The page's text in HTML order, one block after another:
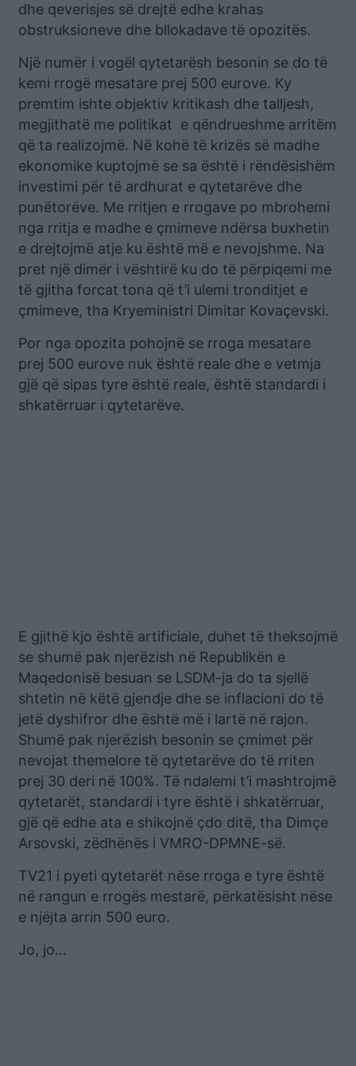
dhe qeverisjes së drejtë edhe krahas
obstruksioneve dhe bllokadave të opozitës.
Një numër i vogël qytetarësh besonin se do të
kemi rrogë mesatare prej 500 eurove. Ky
premtim ishte objektiv kritikash dhe talljesh,
megjithatë me politikat e qëndrueshme arritëm
që ta realizojmë. Në kohë të krizës së madhe
ekonomike kuptojmë se sa është i rëndësishëm
investimi për të ardhurat e qytetarëve dhe
punëtorëve. Me rritjen e rrogave po mbrohemi
nga rritja e madhe e çmimeve ndërsa buxhetin
e drejtojmë atje ku është më e nevojshme. Na
pret një dimër i vështirë ku do të përpiqemi me
të gjitha forcat tona që t’i ulemi tronditjet e
çmimeve, tha Kryeministri Dimitar Kovaçevski.
Por nga opozita pohojnë se rroga mesatare
prej 500 eurove nuk është reale dhe e vetmja
gjë që sipas tyre është reale, është standardi i
shkatërruar i qytetarëve.
E gjithë kjo është artificiale, duhet të theksojmë
se shumë pak njerëzish në Republikën e
Maqedonisë besuan se LSDM-ja do ta sjellë
shtetin në këtë gjendje dhe se inflacioni do të
jetë dyshifror dhe është më i lartë në rajon.
Shumë pak njerëzish besonin se çmimet për
nevojat themelore të qytetarëve do të rriten
prej 30 deri në 100%. Të ndalemi t’i mashtrojmë
qytetarët, standardi i tyre është i shkatërruar,
gjë që edhe ata e shikojnë çdo ditë, tha Dimçe
Arsovski, zëdhënës i VMRO-DPMNE-së.
TV21 i pyeti qytetarët nëse rroga e tyre është
në rangun e rrogës mestarë, përkatësisht nëse
e njëjta arrin 500 euro.
Jo, jo…